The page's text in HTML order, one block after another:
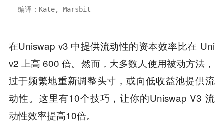
编译：Kate, Marsbit
在Uniswap v3 中提供流动性的资本效率比在 Uni
v2 上高 600 倍。然而，大多数人使用被动方法，
过于频繁地重新调整头寸，或向低收益池提供流
动性。这里有10个技巧，让你的Uniswap V3 流
动性效率提高10倍。